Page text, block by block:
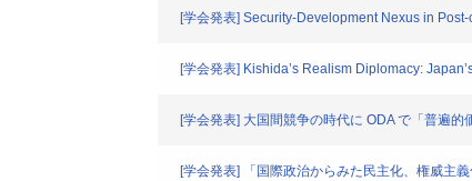
[学会発表] Security-Development Nexus in
[学会発表] Kishida’s Realism Diplomacy:
[学会発表] 大国間競争の時代に ODA で「普遍的
[学会発表] 「国際政治からみた民主化、権威主義